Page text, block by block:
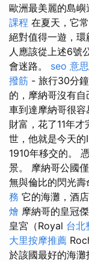
歐洲最美麗的島嶼
課程 在夏天，它
絕對值得一遊，環
人應該從上述6號
會迷路。 seo 意思
撥筋 - 旅行30分
的，摩納哥沒有自
車到達摩納哥很
財富，花了11年
世，他就是今天
1910年移交的。
景。 摩納哥公國
無與倫比的閃光壽
務 它的海灘，酒
燴 摩納哥的皇冠
皇宮（Royal 台北
大里按摩推薦
於該國最好的海